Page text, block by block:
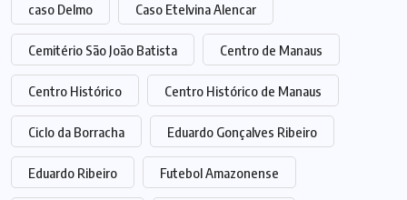
caso Delmo Caso Etelvina Alencar
Cemitério São João Batista Centro de Manaus
Centro Histórico Centro Histórico de Manaus
Ciclo da Borracha Eduardo Gonçalves Ribeiro
Eduardo Ribeiro Futebol Amazonense